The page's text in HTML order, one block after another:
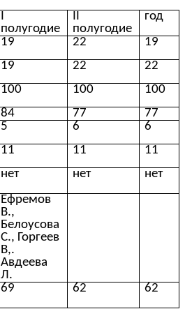
I
полугодие
II
полугодие
год
19 22
19
19 22
22
100 100
100
84 77
77
5 6
6
11 11
11
нет нет
нет
Ефремов
В.,
Белоусова
С., Горгеев
В,.
Авдеева
Л.
69 62 62